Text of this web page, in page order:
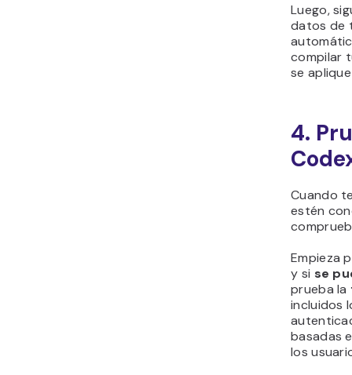
Luego,
datos de
compilar
se
4.
Cuando
estén
Empieza
y si se
prueba la
incluidos
basadas
los